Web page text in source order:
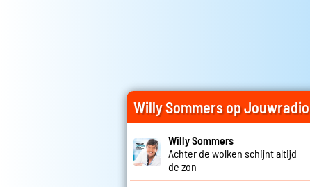
Willy Sommers op Jouwradio
Willy Sommers
Achter de wolken schijnt altijd
de zon